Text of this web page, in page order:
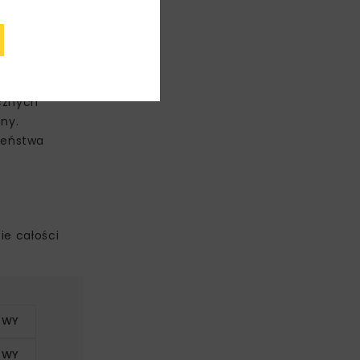
całości